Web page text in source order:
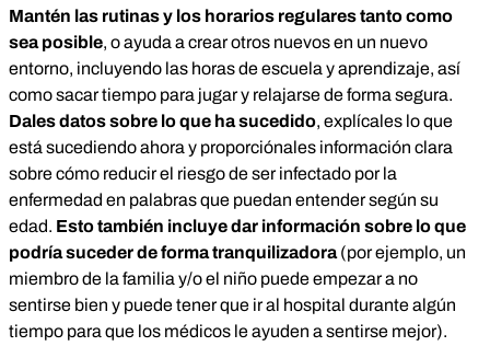
Mantén las rutinas y los horarios regulares tanto como
sea posible, o ayuda a crear otros nuevos en un nuevo
entorno, incluyendo las horas de escuela y aprendizaje, así
como sacar tiempo para jugar y relajarse de forma segura.
Dales datos sobre lo que ha sucedido, explícales lo que
está sucediendo ahora y proporciónales información clara
sobre cómo reducir el riesgo de ser infectado por la
enfermedad en palabras que puedan entender según su
edad. Esto también incluye dar información sobre lo que
podría suceder de forma tranquilizadora(por ejemplo, un
miembro de la familia y/o el niño puede empezar a no
sentirse bien y puede tener que ir al hospital durante algún
tiempo para que los médicos le ayuden a sentirse mejor).